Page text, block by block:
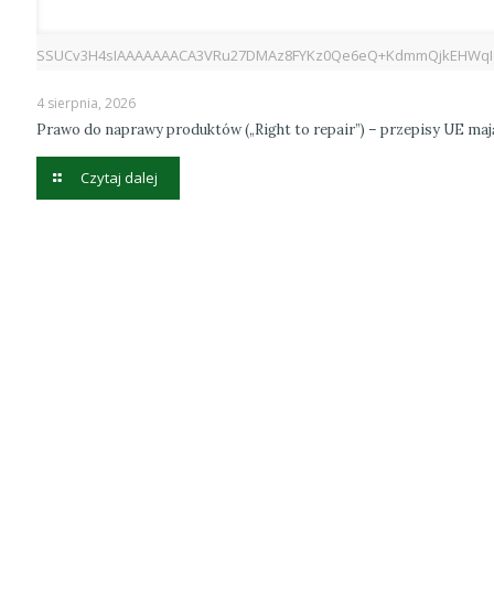
4 sierpnia, 2026
Prawo do naprawy produktów („Right to repair”) – przepisy UE
Czytaj dalej